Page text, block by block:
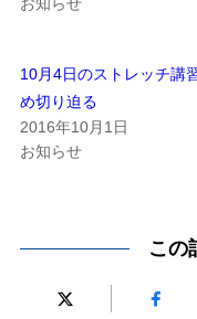
10月4日のストレッチ講
め切り迫る
2016年10月1日
お知らせ
この